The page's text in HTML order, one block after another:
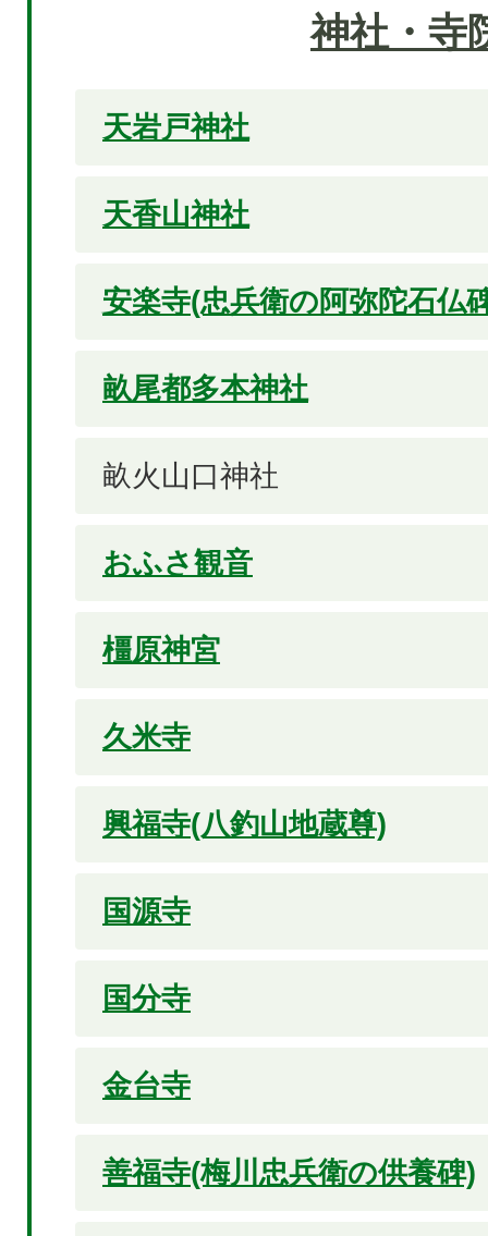
神社・寺
天岩戸神社
天香山神社
安楽寺(忠兵衛の阿弥陀石仏
畝尾都多本神社
畝火山口神社
おふさ観音
橿原神宮
久米寺
興福寺(八釣山地蔵尊)
国源寺
国分寺
金台寺
善福寺(梅川忠兵衛の供養碑)